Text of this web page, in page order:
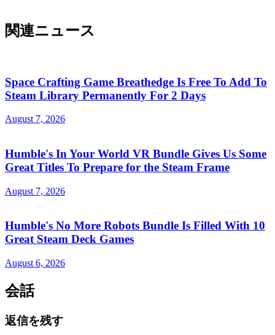
関連ニュース
Space Crafting Game Breathedge Is Free To Add To
Steam Library Permanently For 2 Days
August 7, 2026
Humble's In Your World VR Bundle Gives Us Some
Great Titles To Prepare for the Steam Frame
August 7, 2026
Humble's No More Robots Bundle Is Filled With 10
Great Steam Deck Games
August 6, 2026
会話
返信を残す